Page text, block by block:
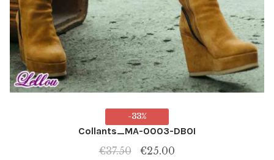
-33%
Collants_MA-0003-DBOI
€37.50
Le
€25.00